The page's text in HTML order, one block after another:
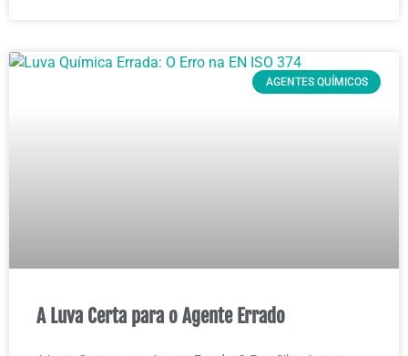
AGENTES QUÍMICOS
A Luva Certa para o Agente Errado